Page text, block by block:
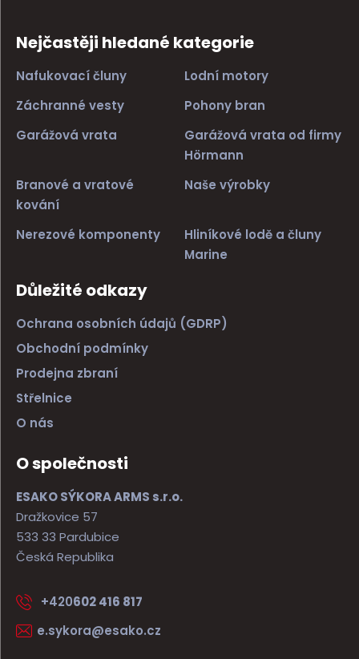
Nejčastěji hledané kategorie
Nafukovací čluny
Lodní motory
Záchranné vesty
Pohony bran
Garážová vrata
Garážová vrata od firmy
Hörmann
Branové a vratové
kování
Naše výrobky
Nerezové komponenty
Hliníkové lodě a čluny
Marine
Důležité odkazy
Ochrana osobních údajů (GDRP)
Obchodní podmínky
Prodejna zbraní
Střelnice
O nás
O společnosti
ESAKO SÝKORA ARMS s.r.o.
Dražkovice 57
533 33 Pardubice
Česká Republika
+420602 416 817
e.sykora@esako.cz